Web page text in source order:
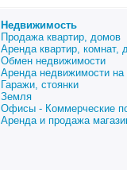
Недвижимость
Продажа квартир, домов
Аренда квартир, комнат,
Обмен недвижимости
Аренда недвижимости на
Гаражи, стоянки
Земля
Офисы - Коммерческие
Аренда и продажа